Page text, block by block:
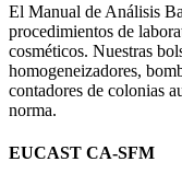
El Manual de Análisis
procedimientos de
cosméticos. Nuestras
homogeneizadores,
contadores de colonias
norma.
EUCAST CA-SFM